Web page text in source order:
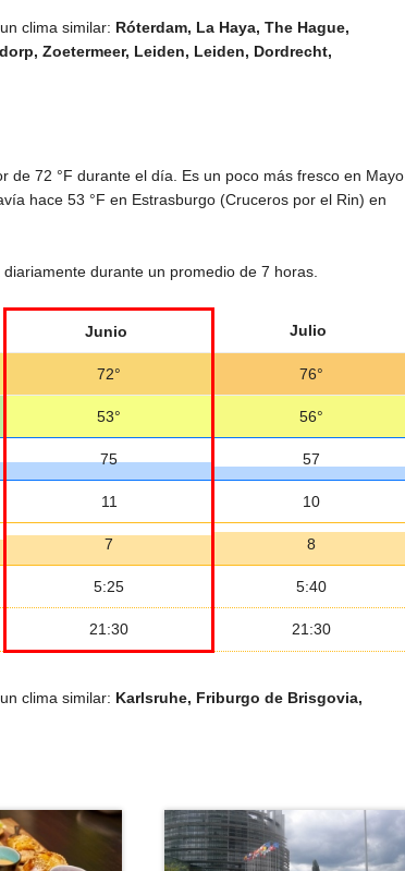
clima similar: Róterdam, La Haya, The Hague,
Zoetermeer, Leiden, Leiden, Dordrecht,
de 72 °F durante el día. Es un poco más fresco en Mayo
hace 53 °F en Estrasburgo (Cruceros por el Rin) en
durante un promedio de 7 horas.
Junio Julio
72° 76°
53° 56°
75 57
11 10
7 8
5:25 5:40
21:30 21:30
clima similar: Karlsruhe, Friburgo de Brisgovia,